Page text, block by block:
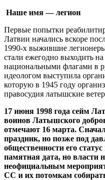
Наше имя — легион
Первые попытки
Латвии начались вскоре
1990-х выжившие
стали ежегодно выходить
национальными флагами в
идеологом выступила
которую в 1945 году
правосудия латышские
17 июня 1998 года сейм
воинов Латышского
отмечают 16 марта.
праздник, но позже под
общественности его
памятная дата, но власти
неофициальным
СС и их потомкам